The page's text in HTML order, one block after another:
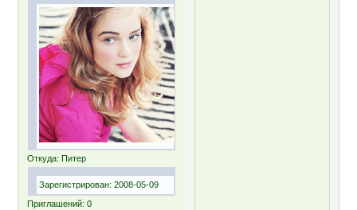
Откуда: Питер
Зарегистрирован: 2008-05-09
Приглашений: 0